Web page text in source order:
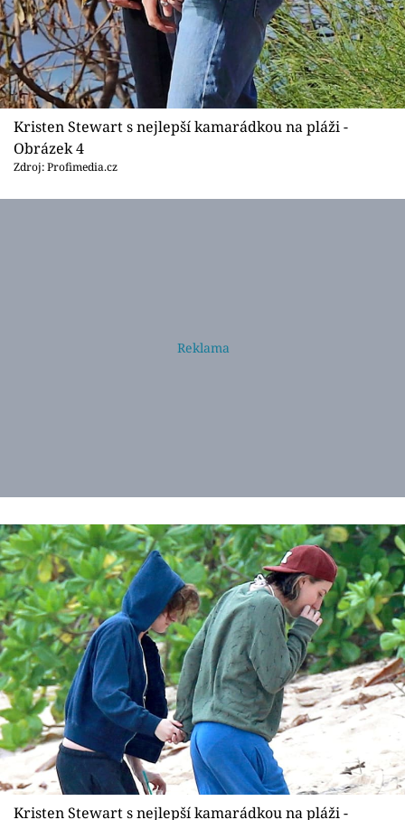
Kristen Stewart s nejlepší kamarádkou na pláži -
Obrázek 4
Zdroj: Profimedia.cz
Kristen Stewart s nejlepší kamarádkou na pláži -